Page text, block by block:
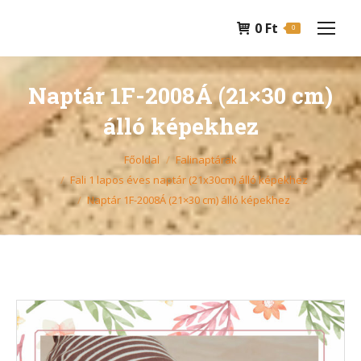
0 Ft 0
Naptár 1F-2008Á (21×30 cm)
álló képekhez
You are here: Főoldal
Falinaptárak
Fali 1 lapos éves naptár (21x30cm) álló képekhez
Naptár 1F-2008Á (21×30 cm) álló képekhez